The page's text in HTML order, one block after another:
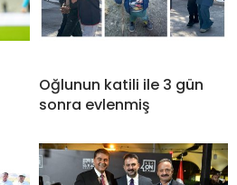
Oğlunun katili ile 3 gün
sonra evlenmiş